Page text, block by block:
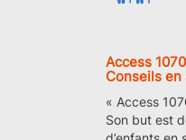
Access 1070
Conseils
« Access
Son but est